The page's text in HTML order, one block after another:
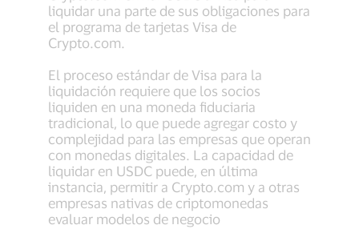
liquidar una parte de sus obligaciones para
el programa de tarjetas Visa de
Crypto.com.
El proceso estándar de Visa para la
liquidación requiere que los socios
liquiden en una moneda fiduciaria
tradicional, lo que puede agregar costo y
complejidad para las empresas que operan
con monedas digitales. La capacidad de
liquidar en USDC puede, en última
instancia, permitir a Crypto.com y a otras
empresas nativas de criptomonedas
evaluar modelos de negocio